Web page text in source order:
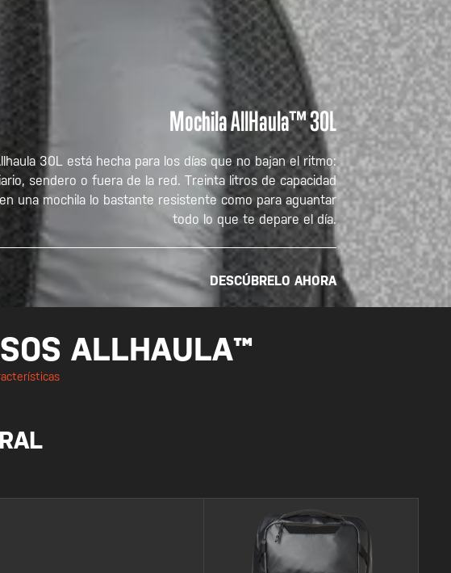
Mochila AllHaula™ 30L
30L está hecha para los días que no bajan el ritmo:
sendero o fuera de la red. Treinta litros de capacidad
una mochila lo bastante resistente como para aguantar
todo lo que te depare el día.
DESCÚBRELO AHORA
ALLHAULA™